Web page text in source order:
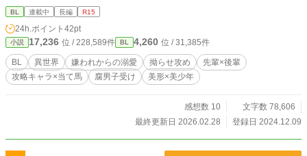
の当て馬キャラになっていた。死んだ覚えはないが、そのキャラクターとして生
きてきた期間の記憶もある。 だけど、ここでひとつ問題が……。『おれ』の推
し、『僕』が今まで嫌がらせし続けてきた、このゲームの主人公キャラなんだよ
ね……。 え、イジめなきゃダメなの？？死ぬほど嫌なんだけど。絶対嫌でし
ょ……。 でも、主人公が攻略キャラとＢＬしてるところはなんとしても見た
い！！ひっそりと。なんなら近くで見たい！！ ……って、なったライバルポジ
として生きることになった『おれ(僕)』が、主人公と仲良くしつつ、攻略キャラ
として冷たくあしらわれ、手酷くフラれるはずの『ハルカ先輩』から、バグなの
かなんなのか徐々に距離を詰めてこられて戸惑いまくる当て馬の話。 こちら
BL 連載中 長編 R15
24h.ポイント 42pt
小説 17,236 位 / 228,589件 BL 4,260 位 / 31,385件
BL 異世界 嫌われからの溺愛 拗らせ攻め
先輩×後輩
攻略キャラ×当て馬
腐男子受け 美形×美少年
感想数 10
文字数 78,606
最終更新日 2026.02.28
登録日 2024.12.09